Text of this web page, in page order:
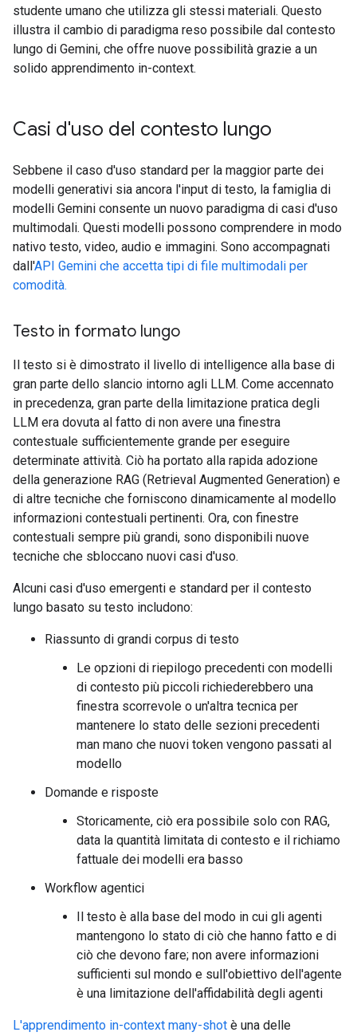
studente umano che utilizza gli stessi materiali. Questo
illustra il cambio di paradigma reso possibile dal contesto
lungo di Gemini, che offre nuove possibilità grazie a un
solido apprendimento in-context.
Casi d'uso del contesto lungo
Sebbene il caso d'uso standard per la maggior parte dei
modelli generativi sia ancora l'input di testo, la famiglia di
modelli Gemini consente un nuovo paradigma di casi d'uso
multimodali. Questi modelli possono comprendere in modo
nativo testo, video, audio e immagini. Sono accompagnati
dall'API Gemini che accetta tipi di file multimodali per
comodità.
Testo in formato lungo
Il testo si è dimostrato il livello di intelligence alla base di
gran parte dello slancio intorno agli LLM. Come accennato
in precedenza, gran parte della limitazione pratica degli
LLM era dovuta al fatto di non avere una finestra
contestuale sufficientemente grande per eseguire
determinate attività. Ciò ha portato alla rapida adozione
della generazione RAG (Retrieval Augmented Generation) e
di altre tecniche che forniscono dinamicamente al modello
informazioni contestuali pertinenti. Ora, con finestre
contestuali sempre più grandi, sono disponibili nuove
tecniche che sbloccano nuovi casi d'uso.
Alcuni casi d'uso emergenti e standard per il contesto
lungo basato su testo includono:
Riassunto di grandi corpus di testo
Le opzioni di riepilogo precedenti con modelli
di contesto più piccoli richiederebbero una
finestra scorrevole o un'altra tecnica per
mantenere lo stato delle sezioni precedenti
man mano che nuovi token vengono passati al
modello
Domande e risposte
Storicamente, ciò era possibile solo con RAG,
data la quantità limitata di contesto e il richiamo
fattuale dei modelli era basso
Workflow agentici
Il testo è alla base del modo in cui gli agenti
mantengono lo stato di ciò che hanno fatto e di
ciò che devono fare; non avere informazioni
sufficienti sul mondo e sull'obiettivo dell'agente
è una limitazione dell'affidabilità degli agenti
L'apprendimento in-context many-shot è una delle